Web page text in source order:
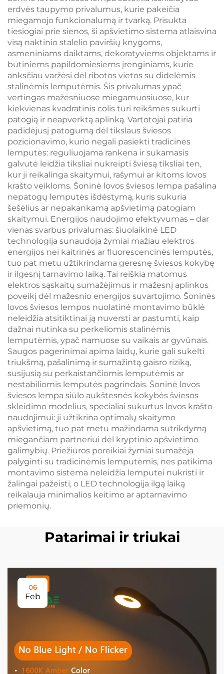
šviesos reguliatorius
su atmintimi, 1800
mAh baterija, 18 val.
erdvės taupymo privalumus, kurie pakeičia
miegamojo funkcionalumą ir tvarką. Prisukta
tiesiogiai prie sienos, ši apšvietimo sistema atlaisvina
visą naktinio stalelio paviršių knygoms,
asmeniniams daiktams, dekoratyviems objektams ir
būtiniems papildomiesiems įrenginiams, kurie
anksčiau varžėsi dėl ribotos vietos su didelėmis
stalinėmis lemputėmis. Šis privalumas ypač
vertingas mažesniuose miegamuosiuose, kur
kiekvienas kvadratinis colis turi reikšmės sukurti
patogią ir neapverktą aplinką. Vartotojai patiria
padidėjusį patogumą dėl tikslaus šviesos
pozicionavimo, kurio negali pasiekti tradicinės
lemputės: reguliuojama rankena ir sukamasis
galvutė leidžia tiksliai nukreipti šviesą tiksliai ten,
kur ji reikalinga skaitymui, rašymui ar kitoms lovos
krašto veikloms. Šoninė lovos šviesos lempa pašalina
nepatogų lemputės išdėstymą, kuris sukuria
šešėlius ar nepakankamą apšvietimą patogiam
skaitymui. Energijos naudojimo efektyvumas – dar
vienas svarbus privalumas: šiuolaikinė LED
technologija sunaudoja žymiai mažiau elektros
energijos nei kaitrinės ar fluorescencinės lemputės,
tuo pat metu užtikrindama geresnę šviesos kokybę
ir ilgesnį tarnavimo laiką. Tai reiškia matomus
elektros sąskaitų sumažėjimus ir mažesnį aplinkos
poveikį dėl mažesnio energijos suvartojimo. Šoninės
lovos šviesos lempos nuolatinė montavimo būklė
neleidžia atsitiktinai ją nuversti ar pastumti, kaip
dažnai nutinka su perkeliomis stalinėmis
lemputėmis, ypač namuose su vaikais ar gyvūnais.
Saugos pagerinimai apima laidų, kurie gali sukelti
triukšmą, pašalinimą ir sumažintą gaisro riziką,
susijusią su perkaistančiomis lemputėmis ar
nestabiliomis lemputės pagrindais. Šoninė lovos
šviesos lempa siūlo aukštesnės kokybės šviesos
skleidimo modelius, specialiai sukurtus lovos krašto
naudojimui: ji užtikrina optimalų skaitymo
apšvietimą, tuo pat metu mažindama sutrikdymą
miegančiam partneriui dėl kryptinio apšvietimo
galimybių. Priežiūros poreikiai žymiai sumažėja
palyginti su tradicinėmis lemputėmis, nes patikima
montavimo sistema neleidžia lemputei nukristi ir
žalingai pažeisti, o LED technologija ilgą laiką
reikalauja minimalios keitimo ar aptarnavimo
priemonių.
Patarimai ir triukai
06
Feb